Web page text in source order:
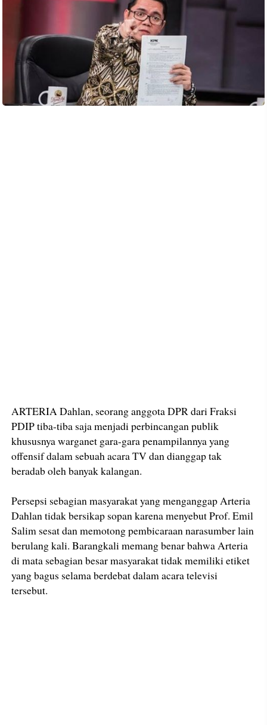
ARTERIA Dahlan, seorang anggota DPR dari Fraksi
PDIP tiba-tiba saja menjadi perbincangan publik
khususnya warganet gara-gara penampilannya yang
offensif dalam sebuah acara TV dan dianggap tak
beradab oleh banyak kalangan.
Persepsi sebagian masyarakat yang menganggap Arteria
Dahlan tidak bersikap sopan karena menyebut Prof. Emil
Salim sesat dan memotong pembicaraan narasumber lain
berulang kali. Barangkali memang benar bahwa Arteria
di mata sebagian besar masyarakat tidak memiliki etiket
yang bagus selama berdebat dalam acara televisi
tersebut.